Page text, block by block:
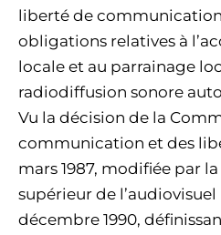
liberté de
obligations relatives à
locale et au parrainage
radiodiffusion sonore
Vu la décision de la
communication et des
mars 1987, modifiée par
supérieur de l’audiovisuel
décembre 1990,